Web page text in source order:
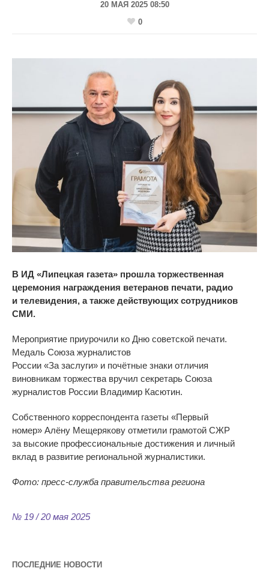
20 МАЯ 2025 08:50
0
В ИД «Липецкая газета» прошла торжественная
церемония награждения ветеранов печати, радио
и телевидения, а также действующих сотрудников
СМИ.
Мероприятие приурочили ко Дню советской печати.
Медаль Союза журналистов
России «За заслуги» и почётные знаки отличия
виновникам торжества вручил секретарь Союза
журналистов России Владимир Касютин.
Собственного корреспондента газеты «Первый
номер» Алёну Мещерякову отметили грамотой СЖР
за высокие профессиональные достижения и личный
вклад в развитие региональной журналистики.
Фото: пресс-служба правительства региона
№ 19 / 20 мая 2025
ПОСЛЕДНИЕ НОВОСТИ